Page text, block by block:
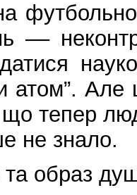
––
Але
що тепер
не знало.
образ